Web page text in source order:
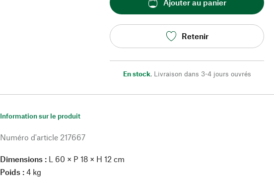
Ajouter au panier
Retenir
En stock, Livraison dans 3-4 jours ouvrés
Information sur le produit
Numéro d'article 217667
Dimensions : L 60 × P 18 × H 12 cm
Poids :4 kg